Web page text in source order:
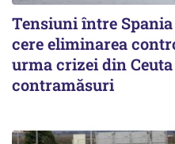
Tensiuni între
cere eliminarea
urma crizei din
contramăsuri